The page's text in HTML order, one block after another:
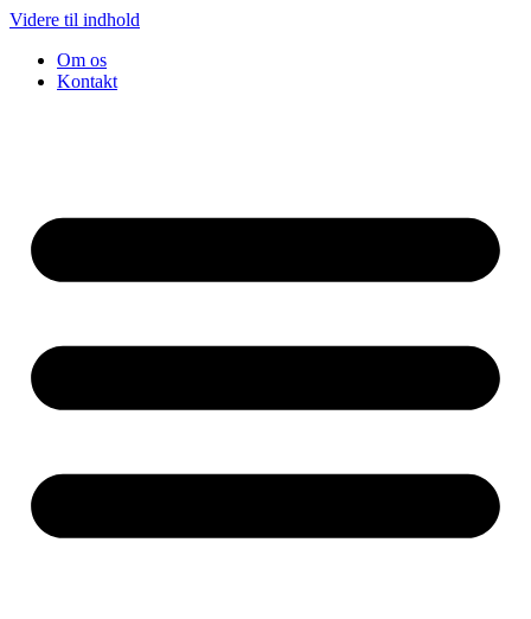
Videre til indhold
Om os
Kontakt